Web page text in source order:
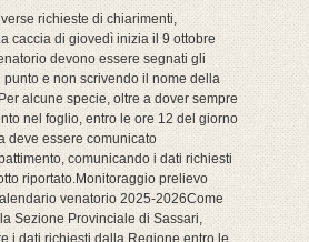
richieste di chiarimenti,
caccia di giovedì inizia il 9 ottobre
devono essere segnati gli
e non scrivendo il nome della
alcune specie, oltre a dover sempre
nel foglio, entro le ore 12 del giorno
deve essere comunicato
comunicando i dati richiesti
riportato.Monitoraggio prelievo
venatorio 2025-2026Come
Sezione Provinciale di Sassari,
i dati richiesti dalla Regione entro le